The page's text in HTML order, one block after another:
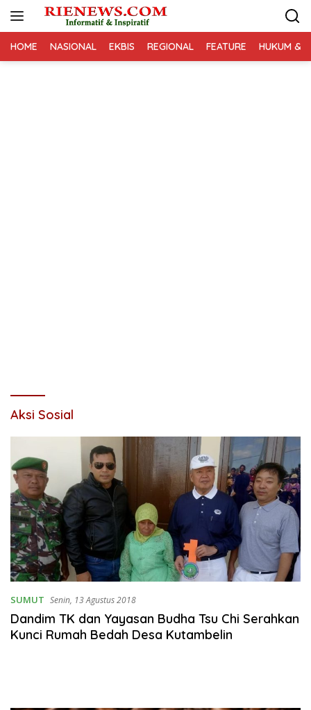
HOME NASIONAL EKBIS REGIONAL FEATURE HUKUM &
Aksi Sosial
SUMUT Senin, 13 Agustus 2018
Dandim TK dan Yayasan Budha Tsu Chi Serahkan
Kunci Rumah Bedah Desa Kutambelin